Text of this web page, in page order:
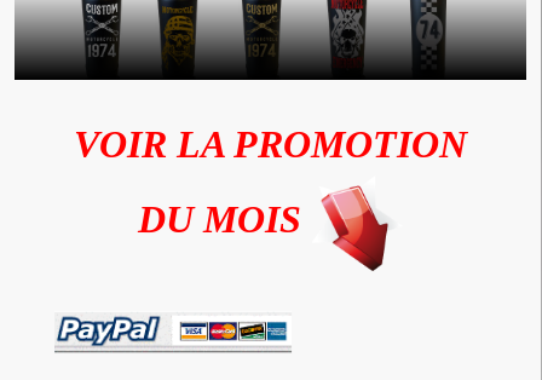
VOIR LA PROMOTION
DU MOIS